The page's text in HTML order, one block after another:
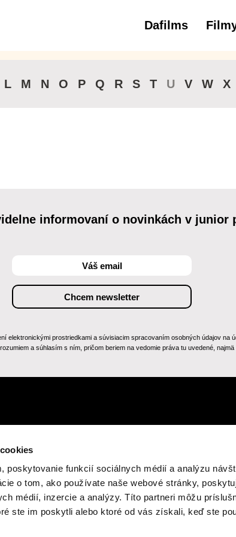
poskytovanie funkcií sociálnych médií a analýzu
o tom, ako používate naše webové stránky,
médií, inzercie a analýzy. Títo partneri môžu
ste im poskytli alebo ktoré od vás získali, keď ste
Dafilms3 až 6 rokov
L M N O P Q R S T U V W X
informovaní o novinkách v junior
elektronickými prostriedkami a súvisiacim spracovaním osobných údajov na
a súhlasím s ním, pričom beriem na vedomie práva tu uvedené,